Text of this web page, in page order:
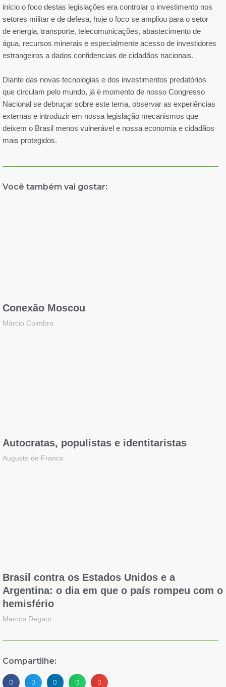
início o foco destas legislações era controlar o investimento nos
setores militar e de defesa, hoje o foco se ampliou para o setor
de energia, transporte, telecomunicações, abastecimento de
água, recursos minerais e especialmente acesso de investidores
estrangeiros a dados confidenciais de cidadãos nacionais.
Diante das novas tecnologias e dos investimentos predatórios
que circulam pelo mundo, já é momento de nosso Congresso
Nacional se debruçar sobre este tema, observar as experiências
externas e introduzir em nossa legislação mecanismos que
deixem o Brasil menos vulnerável e nossa economia e cidadãos
mais protegidos.
Você também vai gostar:
Conexão Moscou
Márcio Coimbra
Autocratas, populistas e identitaristas
Augusto de Franco
Brasil contra os Estados Unidos e a
Argentina: o dia em que o país rompeu com o
hemisfério
Marcos Degaut
Compartilhe: